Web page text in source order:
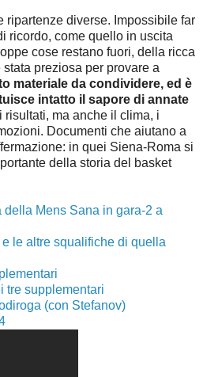
ripartenze diverse. Impossibile far
ricordo, come quello in uscita
cose restano fuori, della ricca
preziosa per provare a
materiale da condividere, ed è
intatto il sapore di annate
risultati, ma anche il clima, i
Documenti che aiutano a
in quei Siena-Roma si
della storia del basket
Mens Sana in gara-2 a
le altre squalifiche di quella
tre supplementari
(con Stefanov)